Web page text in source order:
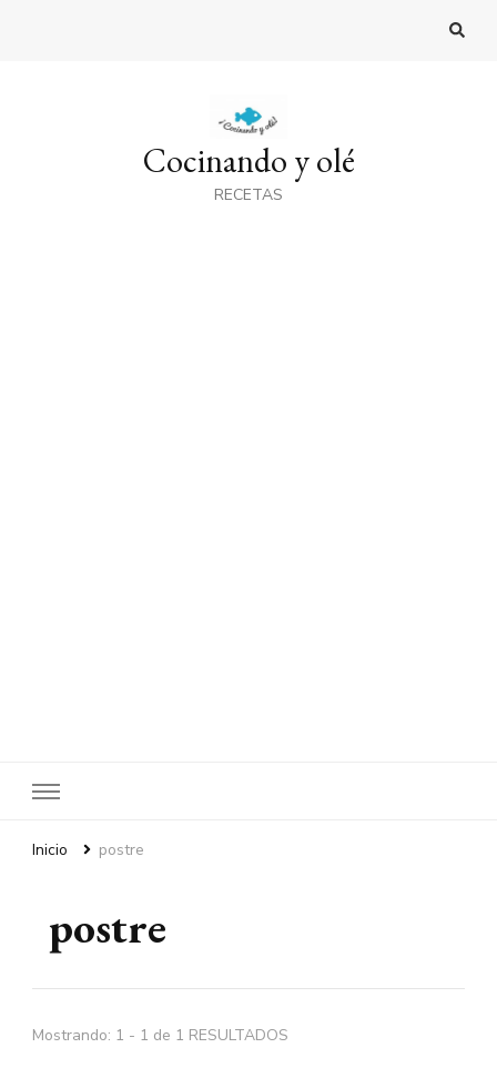
Cocinando y olé
RECETAS
Inicio postre
postre
Mostrando: 1 - 1 de 1 RESULTADOS